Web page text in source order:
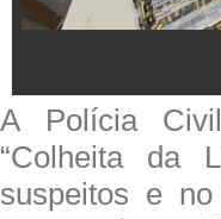
A Polícia
“Colheita da
suspeitos e